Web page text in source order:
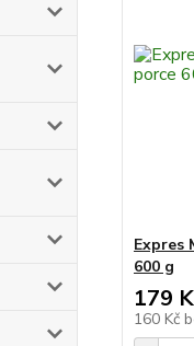
Expres
600 g
179
160 Kč